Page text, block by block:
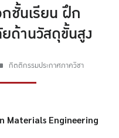
ชั้นเรียน ฝึก
ด้านวัสดุขั้นสูง
กิตติกรรมประกาศภาควิชา
Materials Engineering